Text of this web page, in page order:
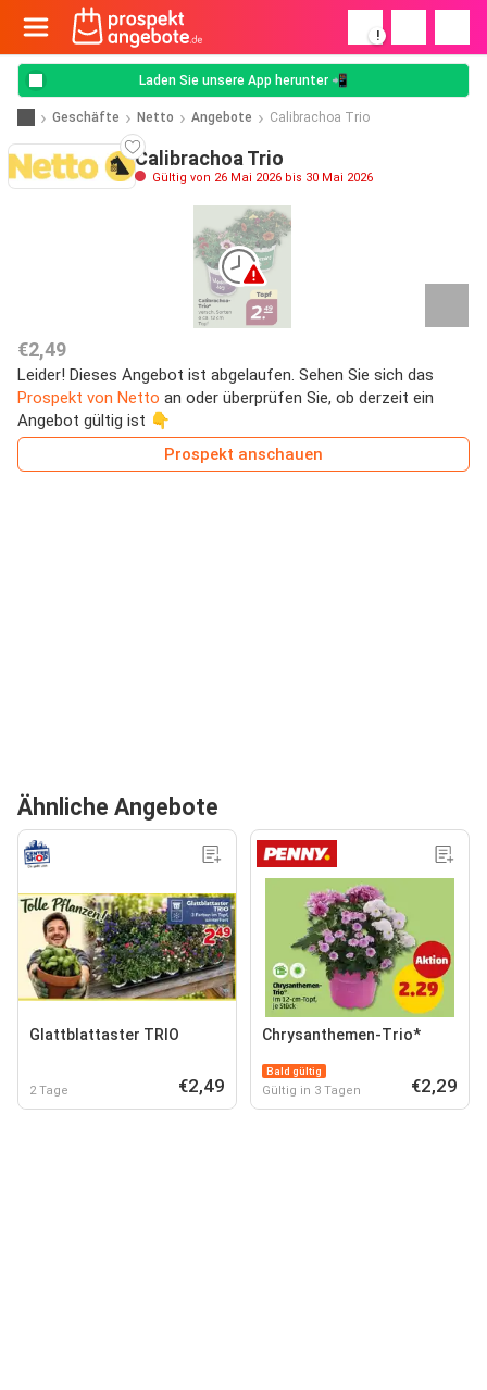
!
Laden Sie unsere App herunter 📲
Geschäfte Netto Angebote Calibrachoa Trio
Calibrachoa Trio
Gültig von 26 Mai 2026 bis 30 Mai 2026
€2,49
Leider! Dieses Angebot ist abgelaufen. Sehen Sie sich das
Prospekt von Netto an oder überprüfen Sie, ob derzeit ein
Angebot gültig ist 👇
Prospekt anschauen
Ähnliche Angebote
Glattblattaster TRIO
2 Tage €2,49
Chrysanthemen-Trio*
Bald gültig
Gültig in 3 Tagen €2,29